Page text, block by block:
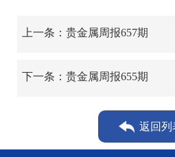
上一条：贵金属周报657期
下一条：贵金属周报655期
返回列